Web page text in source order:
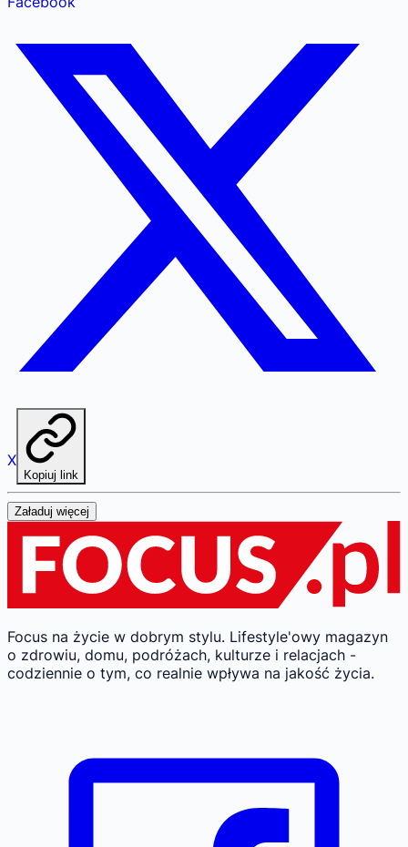
X
Kopiuj link
Załaduj więcej
Focus na życie w dobrym stylu. Lifestyle'owy magazyn
o zdrowiu, domu, podróżach, kulturze i relacjach -
codziennie o tym, co realnie wpływa na jakość życia.